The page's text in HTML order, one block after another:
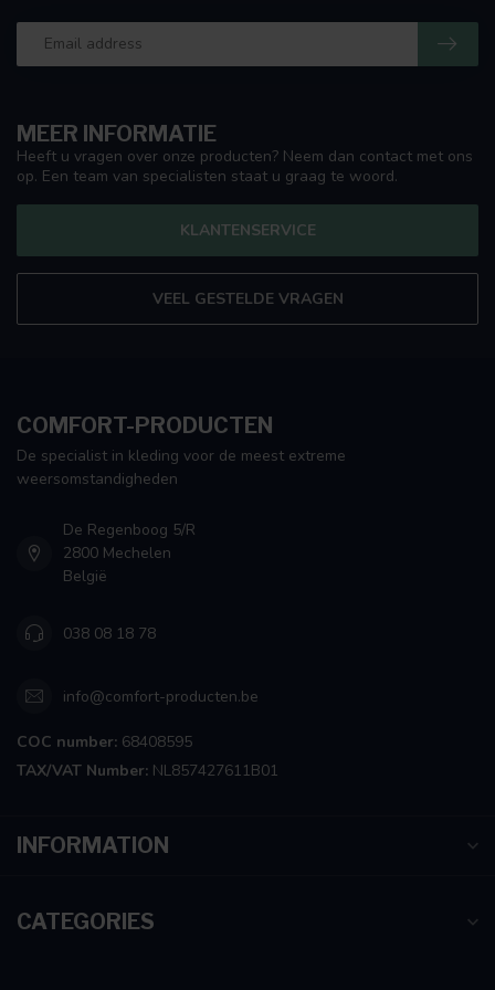
MEER INFORMATIE
Heeft u vragen over onze producten? Neem dan contact met ons
op. Een team van specialisten staat u graag te woord.
KLANTENSERVICE
VEEL GESTELDE VRAGEN
COMFORT-PRODUCTEN
De specialist in kleding voor de meest extreme
weersomstandigheden
De Regenboog 5/R
2800 Mechelen
België
038 08 18 78
info@comfort-producten.be
COC number: 68408595
TAX/VAT Number: NL857427611B01
INFORMATION
CATEGORIES